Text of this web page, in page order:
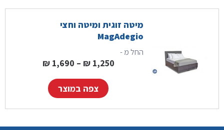
מיטה זוגית ומיטה וחצי
MagAdegio
החל מ -
1,250
₪
–
1,690
₪
צפה במוצר